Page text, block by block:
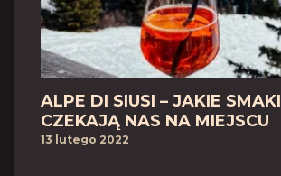
ALPE DI SIUSI – JAKIE SMAKI
CZEKAJĄ NAS NA MIEJSCU
13 lutego 2022